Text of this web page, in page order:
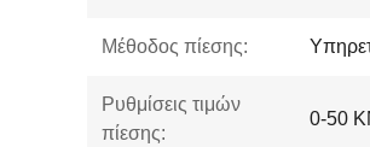
Μέθοδος πίεσης:
Ρυθμίσεις τιμών
πίεσης:
0-50